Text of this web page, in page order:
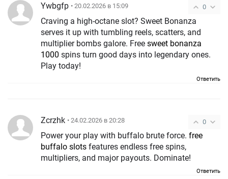
0
Ywbgfp • 20.02.2026 в 15:09
Craving a high-octane slot? Sweet Bonanza
serves it up with tumbling reels, scatters, and
multiplier bombs galore. Free sweet bonanza
1000 spins turn good days into legendary ones.
Play today!
Ответить
0
Zcrzhk • 24.02.2026 в 20:28
Power your play with buffalo brute force. free
buffalo slots features endless free spins,
multipliers, and major payouts. Dominate!
Ответить